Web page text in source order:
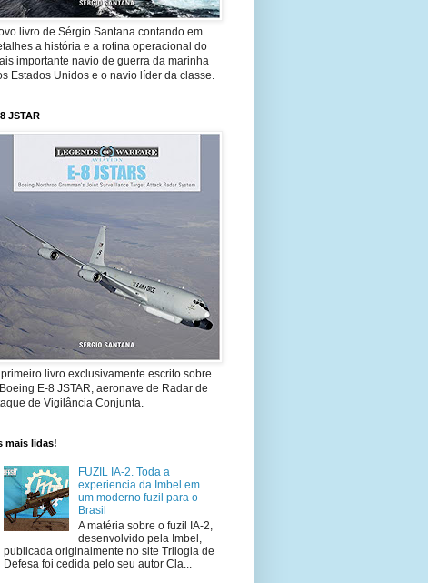
livro de Sérgio Santana contando em
a história e a rotina operacional do
importante navio de guerra da marinha
Estados Unidos e o navio líder da classe.
JSTAR
livro exclusivamente escrito sobre
E-8 JSTAR, aeronave de Radar de
de Vigilância Conjunta.
mais lidas!
FUZIL IA-2. Toda a
experiencia da Imbel em
um moderno fuzil para o
Brasil
A matéria sobre o fuzil IA-2,
desenvolvido pela Imbel,
publicada originalmente no site Trilogia de
Defesa foi cedida pelo seu autor Cla...